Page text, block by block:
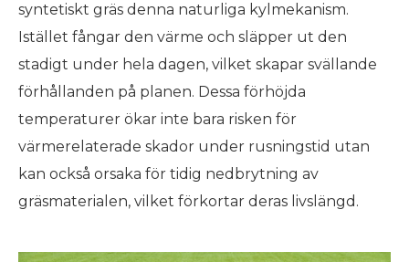
syntetiskt gräs denna naturliga kylmekanism.
Istället fångar den värme och släpper ut den
stadigt under hela dagen, vilket skapar svällande
förhållanden på planen. Dessa förhöjda
temperaturer ökar inte bara risken för
värmerelaterade skador under rusningstid utan
kan också orsaka för tidig nedbrytning av
gräsmaterialen, vilket förkortar deras livslängd.